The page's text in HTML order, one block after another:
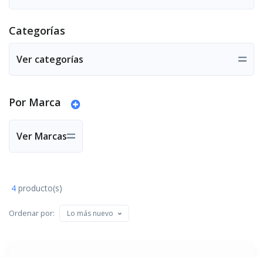
Categorías
Ver categorías
Por Marca
Ver Marcas
4 producto(s)
Ordenar por: Lo más nuevo